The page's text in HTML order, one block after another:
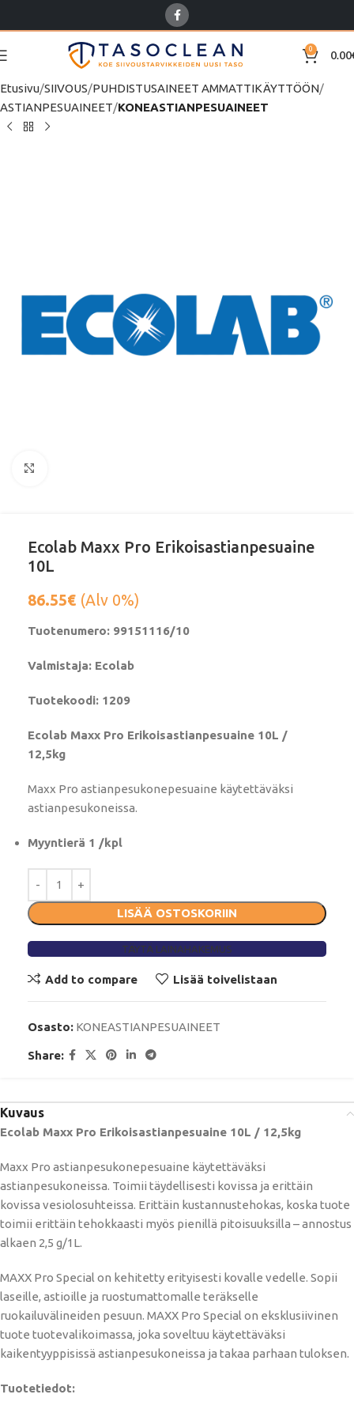
0 0.00
Etusivu SIIVOUS PUHDISTUSAINEET AMMATTIKÄYTTÖÖN
ASTIANPESUAINEET KONEASTIANPESUAINEET
Ecolab Maxx Pro Erikoisastianpesuaine
10L
86.55€ (Alv 0%)
Tuotenumero: 99151116/10
Valmistaja: Ecolab
Tuotekoodi: 1209
Ecolab Maxx Pro Erikoisastianpesuaine 10L /
12,5kg
Maxx Pro astianpesukonepesuaine käytettäväksi
astianpesukoneissa.
Myyntierä 1 /kpl
LISÄÄ OSTOSKORIIN
TÄYTÄ LAINAHAKEMUS
Add to compare Lisää toivelistaan
Osasto: KONEASTIANPESUAINEET
Share:
Kuvaus
Ecolab Maxx Pro Erikoisastianpesuaine 10L / 12,5kg
Maxx Pro astianpesukonepesuaine käytettäväksi
astianpesukoneissa. Toimii täydellisesti kovissa ja erittäin
kovissa vesiolosuhteissa. Erittäin kustannustehokas, koska tuote
toimii erittäin tehokkaasti myös pienillä pitoisuuksilla – annostus
alkaen 2,5 g/1L.
MAXX Pro Special on kehitetty erityisesti kovalle vedelle. Sopii
laseille, astioille ja ruostumattomalle teräkselle
ruokailuvälineiden pesuun. MAXX Pro Special on eksklusiivinen
tuote tuotevalikoimassa, joka soveltuu käytettäväksi
kaikentyyppisissä astianpesukoneissa ja takaa parhaan tuloksen.
Tuotetiedot: